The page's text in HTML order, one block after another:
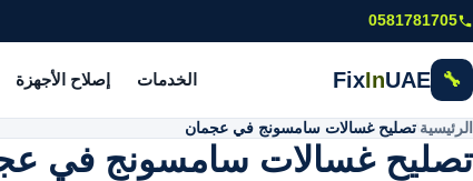
تخطى إلى المحتوى الرئيسي
0581781705
🔧
FixInUAE الخدمات إصلاح الأجهزة
الرئيسية تصليح غسالات سامسونج في عجمان
تصليح غسالات سامسونج في